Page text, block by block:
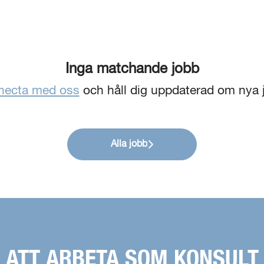
Inga matchande jobb
med oss och håll dig uppdaterad om nya
Alla jobb
ATT ARBETA SOM KONSULT